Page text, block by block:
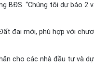
BĐS. “Chúng tôi dự báo 2
đai mới, phù hợp với
cho các nhà đầu tư và